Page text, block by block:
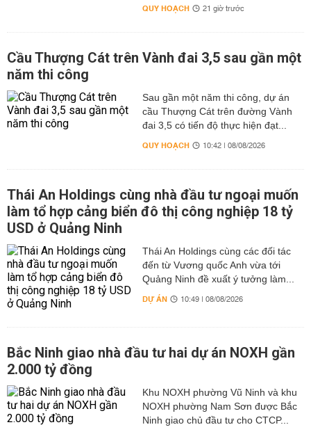
QUY HOẠCH 21 giờ trước
Cầu Thượng Cát trên Vành đai 3,5 sau gần một
năm thi công
Sau gần một năm thi công, dự án
cầu Thượng Cát trên đường Vành
đai 3,5 có tiến độ thực hiện đạt...
QUY HOẠCH 10:42 | 08/08/2026
Thái An Holdings cùng nhà đầu tư ngoại muốn
làm tổ hợp cảng biển đô thị công nghiệp 18 tỷ
USD ở Quảng Ninh
Thái An Holdings cùng các đối tác
đến từ Vương quốc Anh vừa tới
Quảng Ninh đề xuất ý tưởng làm...
DỰ ÁN 10:49 | 08/08/2026
Bắc Ninh giao nhà đầu tư hai dự án NOXH gần
2.000 tỷ đồng
Khu NOXH phường Vũ Ninh và khu
NOXH phường Nam Sơn được Bắc
Ninh giao chủ đầu tư cho CTCP...